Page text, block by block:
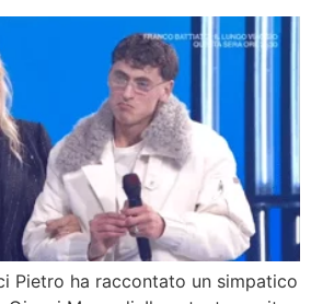
Pietro ha raccontato un simpatico